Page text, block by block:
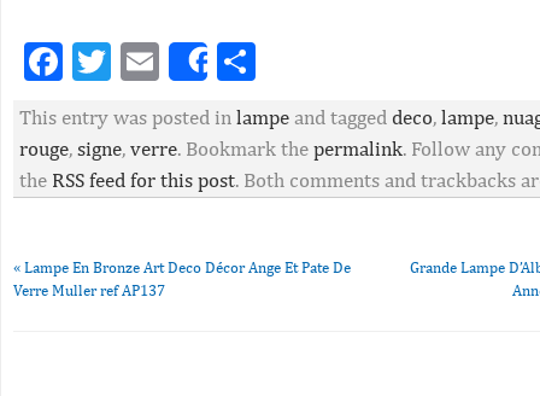
Facebook
Twitter
EmailShare
This entry was posted in lampe and tagged deco, lampe,
rouge, signe, verre. Bookmark the permalink. Follow any
the RSS feed for this post. Both comments and trackbacks
« Lampe En Bronze Art Deco Décor Ange Et Pate De
Verre Muller ref AP137
Grande Lampe